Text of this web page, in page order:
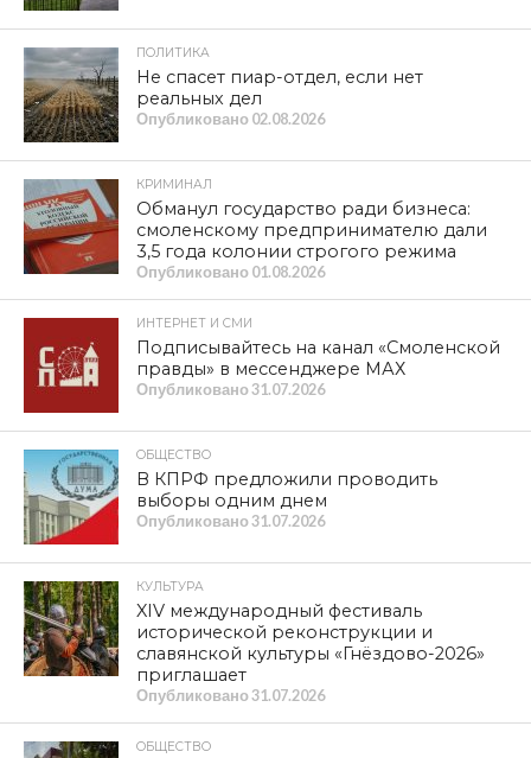
ПОЛИТИКА
Не спасет пиар-отдел, если нет
реальных дел
Опубликовано 02.08.2026
КРИМИНАЛ
Обманул государство ради бизнеса:
смоленскому предпринимателю дали
3,5 года колонии строгого режима
Опубликовано 01.08.2026
ИНТЕРНЕТ И СМИ
Подписывайтесь на канал «Смоленской
правды» в мессенджере МАХ
Опубликовано31.07.2026
ОБЩЕСТВО
В КПРФ предложили проводить
выборы одним днем
Опубликовано31.07.2026
КУЛЬТУРА
XIV международный фестиваль
исторической реконструкции и
славянской культуры «Гнёздово-2026»
приглашает
Опубликовано31.07.2026
ОБЩЕСТВО